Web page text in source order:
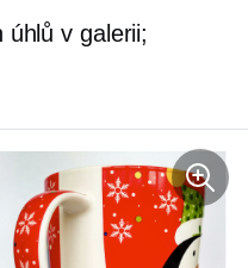
v galerii;